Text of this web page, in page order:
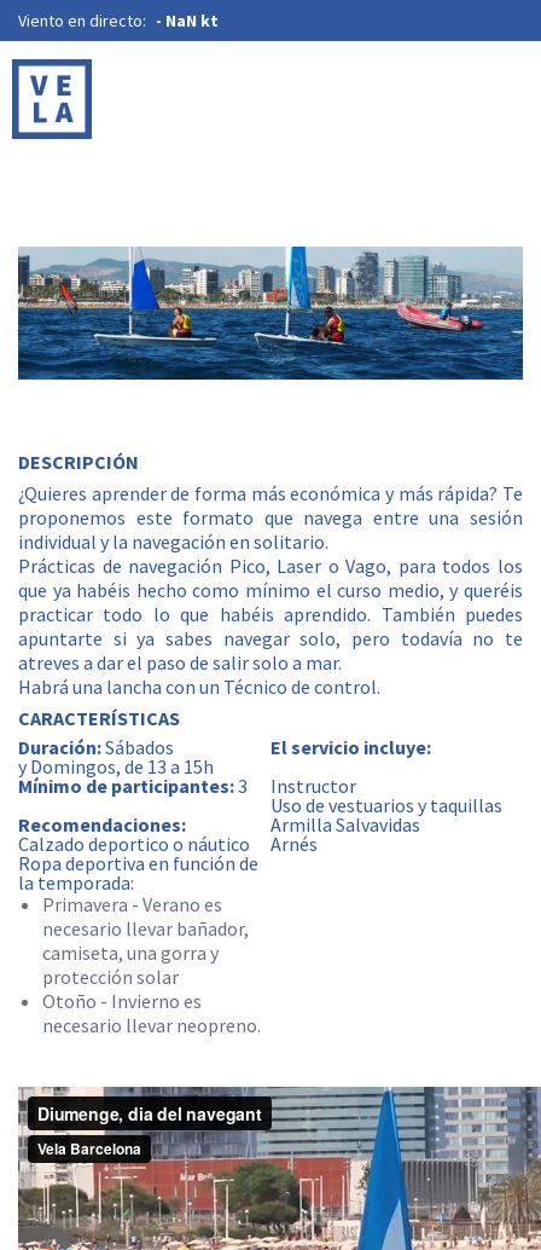
Viento en directo: - NaN kt
DESCRIPCIÓN
¿Quieres aprender de forma más económica y más rápida? Te
proponemos este formato que navega entre una sesión
individual y la navegación en solitario.
Prácticas de navegación Pico, Laser o Vago, para todos los
que ya habéis hecho como mínimo el curso medio, y queréis
practicar todo lo que habéis aprendido. También puedes
apuntarte si ya sabes navegar solo, pero todavía no te
atreves a dar el paso de salir solo a mar.
Habrá una lancha con un Técnico de control.
CARACTERÍSTICAS
Duración:Sábados
y Domingos, de 13 a 15h
El servicio incluye:
Mínimo de participantes:3
Instructor
Uso de vestuarios y taquillas
Recomendaciones:
Armilla Salvavidas
Calzado deportico o náutico
Arnés
Ropa deportiva en función de
la temporada:
Primavera - Verano es
necesario llevar bañador,
camiseta, una gorra y
protección solar
Otoño - Invierno es
necesario llevar neopreno.